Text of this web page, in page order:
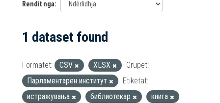
Rendit nga
1 dataset found
Formatet: CSV XLSX
Grupet:
Парламентарен институт
Etiketat:
истражувања
библиотекар
книга